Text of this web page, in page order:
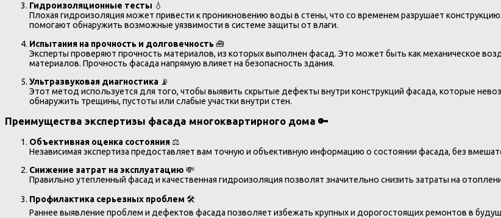
Гидроизоляционные тесты 💧
Плохая гидроизоляция может привести к проникновению воды в стены, что со временем разрушает
помогают обнаружить возможные уязвимости в системе защиты от влаги.
Испытания на прочность и долговечность 🧰
Эксперты проверяют прочность материалов, из которых выполнен фасад. Это может быть как механическое
материалов. Прочность фасада напрямую влияет на безопасность здания.
Ультразвуковая диагностика 📡
Этот метод используется для того, чтобы выявить скрытые дефекты внутри конструкций фасада, которые
обнаружить трещины, пустоты или слабые участки внутри стен.
Преимущества экспертизы фасада многоквартирного дома 🔑
Объективная оценка состояния⚖️
Независимая экспертиза предоставляет вам точную и объективную информацию о состоянии фасада, без
Снижение затрат на эксплуатацию 💸
Правильно утепленный фасад и качественная гидроизоляция позволят значительно снизить затраты на
Профилактика серьезных проблем 🛠️
Раннее выявление проблем и дефектов фасада позволяет избежать крупных и дорогостоящих ремонтов в